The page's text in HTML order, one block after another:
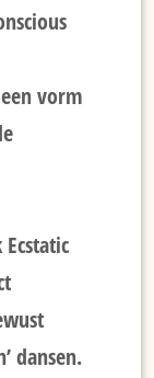
vorm
dansen.